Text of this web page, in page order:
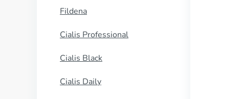
Fildena
Cialis Professional
Cialis Black
Cialis Daily